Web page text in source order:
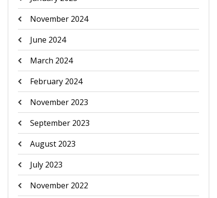
November 2024
June 2024
March 2024
February 2024
November 2023
September 2023
August 2023
July 2023
November 2022